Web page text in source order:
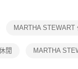
．透過由恩沛科技股份有限
易，需依本服務之必要範圍
關於個人資料處理事宜，
MARTHA STEWART
閒 MARTHA